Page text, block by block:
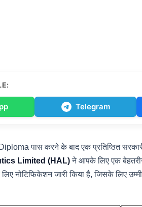
Telegram
पास करने के बाद एक प्रतिष्ठित
Limited (HAL)ने आपके लिए एक
नोटिफिकेशन जारी किया है, जिसके लिए